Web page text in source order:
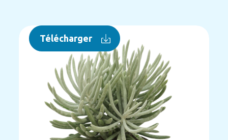
Télécharger